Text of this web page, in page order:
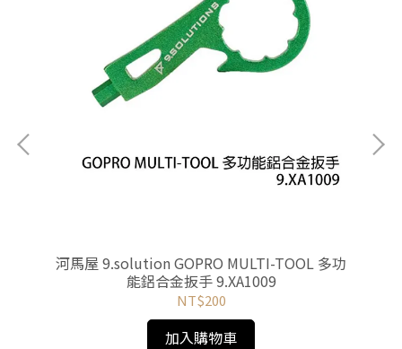
河馬屋 9.solution GOPRO MULTI-TOOL 多功
能鋁合金扳手 9.XA1009
NT$200
加入購物車